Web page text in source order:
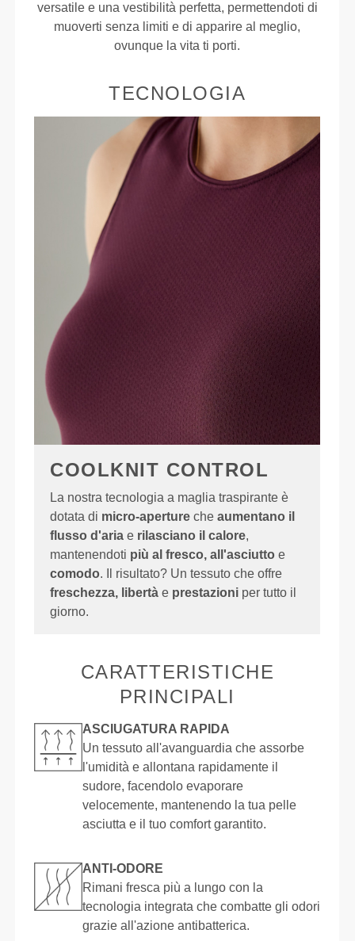
versatile e una vestibilità perfetta, permettendoti di
muoverti senza limiti e di apparire al meglio,
ovunque la vita ti porti.
TECNOLOGIA
COOLKNIT CONTROL
La nostra tecnologia a maglia traspirante è
dotata di micro-aperture cheaumentano il
flusso d'aria e rilasciano il calore,
mantenendoti più al fresco, all'asciutto e
comodo. Il risultato? Un tessuto che offre
freschezza, libertà e prestazioni per tutto il
giorno.
CARATTERISTICHE
PRINCIPALI
ASCIUGATURA RAPIDA
Un tessuto all'avanguardia che assorbe
l'umidità e allontana rapidamente il
sudore, facendolo evaporare
velocemente, mantenendo la tua pelle
asciutta e il tuo comfort garantito.
ANTI-ODORE
Rimani fresca più a lungo con la
tecnologia integrata che combatte gli odori
grazie all'azione antibatterica.